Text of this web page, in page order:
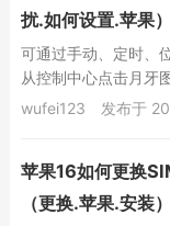
扰.如何设置.苹果）
可通过手动、定时、
从控制中心点击月牙
式”中设定每日自动
wufei123 发布于
苹果16如何更换
（更换.苹果.安装）